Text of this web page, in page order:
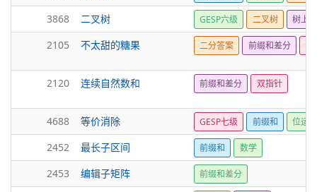
3868 二叉树 GESP六级 二叉树 树上
2105 不太甜的糖果 二分答案 前缀和差分 动
2120 连续自然数和 前缀和差分 双指针
4688 等价消除 GESP七级 前缀和 位运算
2452 最长子区间 前缀和 数学
2453 编辑子矩阵 前缀和差分